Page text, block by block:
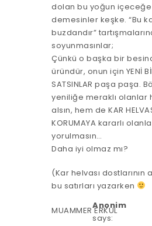
dolan bu yoğun içeceğe
demesinler keşke. “Bu
buzdandır”
soyunmasınlar;
Çünkü o başka bir
üründür, onun için YENİ
SATSINLAR paşa paşa.
yeniliğe meraklı olanlar
alsın, hem de KAR
KORUMAYA kararlı
yorulmasın…
Daha iyi olmaz mı?
(Kar helvası dostlarının
bu satırları yazarken
MUAMMER ERKUL
Anonim
says: